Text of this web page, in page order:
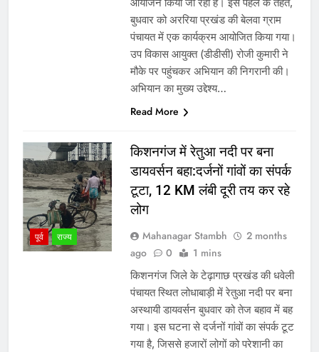
बुधवार को अररिया प्रखंड की बेलवा ग्राम
पंचायत में एक कार्यक्रम आयोजित किया गया।
उप विकास आयुक्त (डीडीसी) रोजी कुमारी ने
मौके पर पहुंचकर अभियान की निगरानी की।
अभियान का मुख्य उद्देश्य…
Read More
पूर्व राज्य
किशनगंज में रेतुआ नदी पर बना
डायवर्सन बहा:दर्जनों गांवों का संपर्क
टूटा, 12 KM लंबी दूरी तय कर रहे
लोग
Mahanagar Stambh
2 months
ago
0 1 mins
किशनगंज जिले के टेढ़ागाछ प्रखंड की धवेली
पंचायत स्थित लोधाबाड़ी में रेतुआ नदी पर बना
अस्थायी डायवर्सन बुधवार को तेज बहाव में बह
गया। इस घटना से दर्जनों गांवों का संपर्क टूट
गया है, जिससे हजारों लोगों को परेशानी का